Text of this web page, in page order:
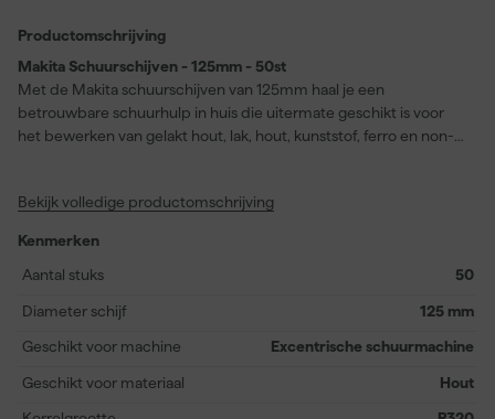
Productomschrijving
Makita Schuurschijven - 125mm - 50st
Met de Makita schuurschijven van 125mm haal je een
betrouwbare schuurhulp in huis die uitermate geschikt is voor
het bewerken van gelakt hout, lak, hout, kunststof, ferro en non-
omdat het schuurpapier minder snel volloopt tijdens gebruik,
het klittenbandsysteem, waardoor je snel kunt wisselen tussen
verschillende schuurtaken. Geschikt voor onder andere Makita
vind je 50 stuks, zodat je voor elke klus voldoende
schuurmateriaal bij de hand hebt. Deze schuurschijven bieden
van diverse oppervlakken.
Bekijk volledige productomschrijving
Kenmerken
Aantal stuks
50
Diameter schijf 125 mm
Geschikt voor machine Excentrische schuurmachine
Geschikt voor materiaal Hout